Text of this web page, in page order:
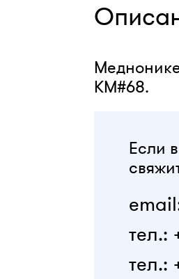
KM#68.
Если
тел.:
тел.: